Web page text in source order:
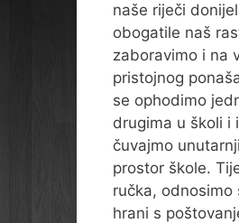
naše riječi
obogatile naš
zaboravimo i na
pristojnog
se ophodimo
drugima u školi i
čuvajmo
prostor škole.
ručka, odnosimo
hrani s